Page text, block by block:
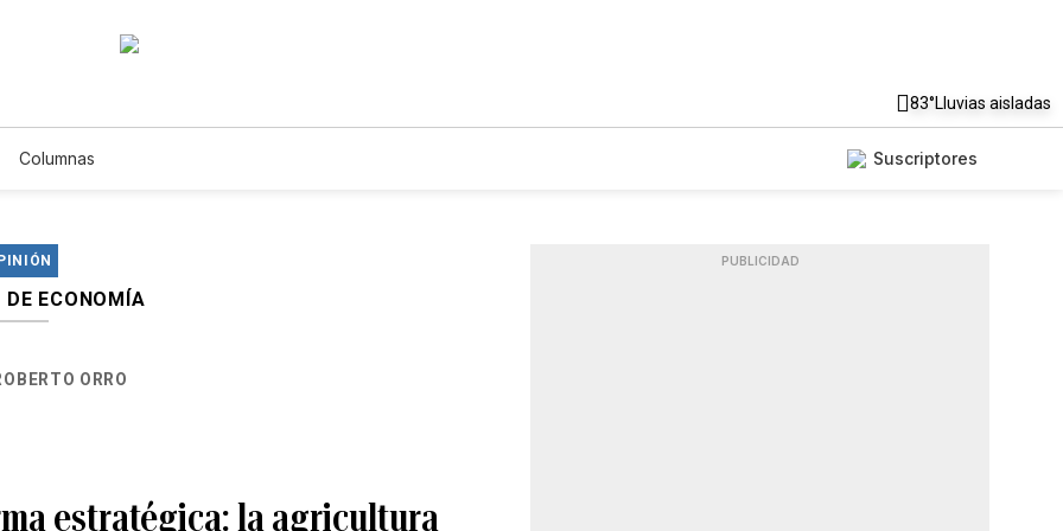
83°Lluvias aisladas
Columnas Suscriptores
ECONOMÍA
ORRO
estratégica: la agricultura
PUBLICIDAD